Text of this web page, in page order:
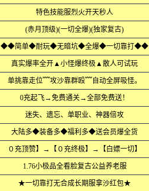
特色技能服烈火开天秒人
(赤月顶级)(一切全爆)(独家复古)
◆◆简单◆耐玩◆无暗坑◆全爆◆一切靠打◆◆
真实爆率全开▲小怪爆终极▲散人可试玩
单挑靠走位﹌攻沙靠群殴﹌自动全屏吸怪。
0充起飞→免费通关→全部免费送！
迷失、遗忘、单职业、神器倍攻
大陆多◆装备多◆福利多◆送会员爆全货
０充顶赞】→【０充终极】→【白嫖一切】
1.76小极品全看脸复古公益养老服
★一切靠打无合成长期服拿沙红包★